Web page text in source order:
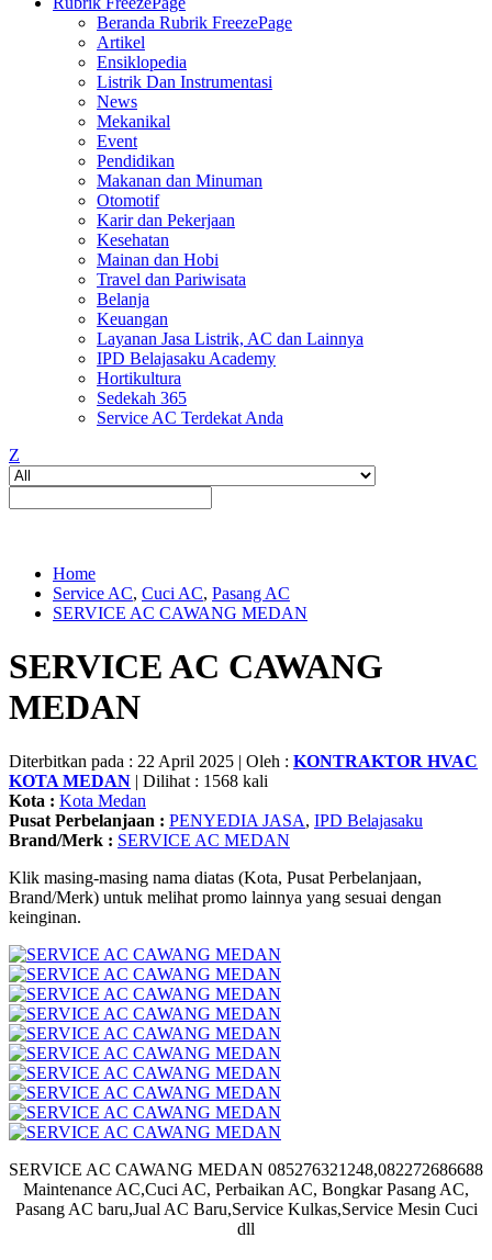
Beranda Rubrik FreezePage
Artikel
Ensiklopedia
Listrik Dan Instrumentasi
News
Mekanikal
Event
Pendidikan
Makanan dan Minuman
Otomotif
Karir dan Pekerjaan
Kesehatan
Mainan dan Hobi
Travel dan Pariwisata
Belanja
Keuangan
Layanan Jasa Listrik, AC dan Lainnya
IPD Belajasaku Academy
Hortikultura
Sedekah 365
Service AC Terdekat Anda
Z
Home
Service AC, Cuci AC, Pasang AC
SERVICE AC CAWANG MEDAN
SERVICE AC CAWANG
MEDAN
Diterbitkan pada : 22 April 2025 | Oleh : KONTRAKTOR HVAC
KOTA MEDAN | Dilihat : 1568 kali
Kota : Kota Medan
Pusat Perbelanjaan : PENYEDIA JASA, IPD Belajasaku
Brand/Merk : SERVICE AC MEDAN
Klik masing-masing nama diatas (Kota, Pusat Perbelanjaan,
Brand/Merk) untuk melihat promo lainnya yang sesuai dengan
keinginan.
SERVICE AC CAWANG MEDAN 085276321248,082272686688
Maintenance AC,Cuci AC, Perbaikan AC, Bongkar Pasang AC,
Pasang AC baru,Jual AC Baru,Service Kulkas,Service Mesin Cuci
dll